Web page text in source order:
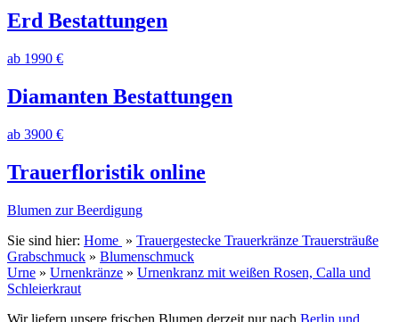
Erd Bestattungen
ab 1990 €
Diamanten Bestattungen
ab 3900 €
Trauerfloristik online
Blumen zur Beerdigung
Sie sind hier: Home » Trauergestecke Trauerkränze Trauersträuße
Grabschmuck » Blumenschmuck
Urne » Urnenkränze » Urnenkranz mit weißen Rosen, Calla und
Schleierkraut
Wir liefern unsere frischen Blumen derzeit nur nach Berlin und